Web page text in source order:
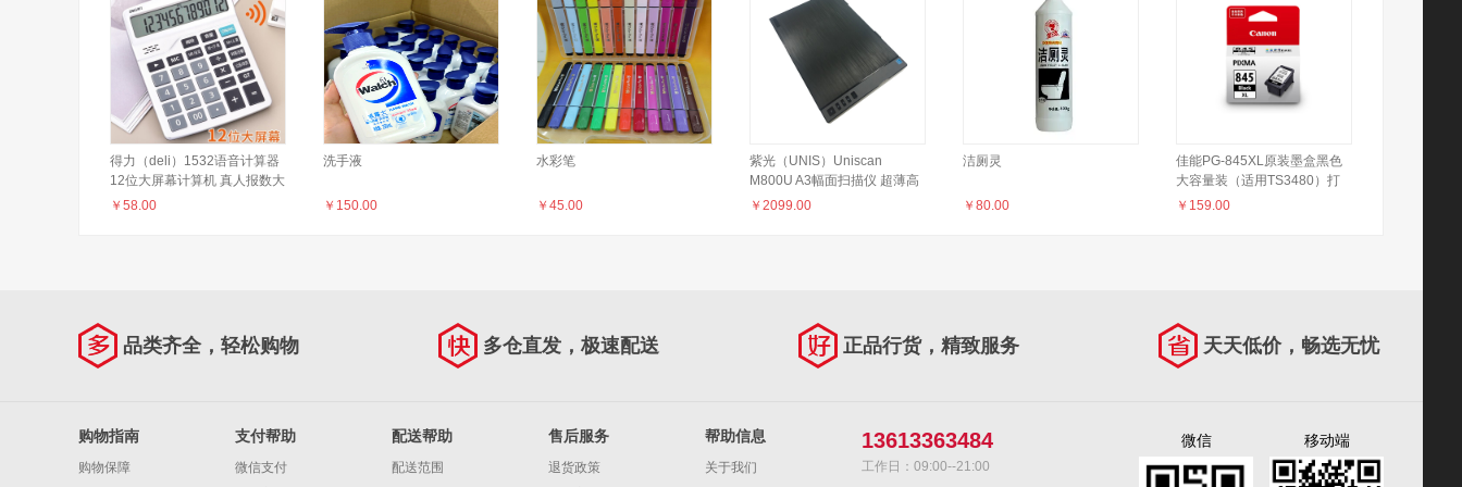
得力（deli）1532语音计算器
12位大屏幕计算机 真人报数大
频显示
￥ 58.00
洗手液
￥ 150.00
水彩笔
￥ 45.00
紫光（UNIS）Uniscan
M800U A3幅面扫描仪 超薄高
清高速微边距彩色文档文稿平
￥ 2099.00
洁厕灵
￥ 80.00
佳能PG-845XL原装墨盒黑色
大容量装（适用TS3480）打
印页数：300（TS3480A4文
￥ 159.00
品类齐全，轻松购物 多仓直发，极速配送 正品行货，精致服务 天天低价，畅选无忧
购物指南
购物保障
支付帮助
微信支付
配送帮助
配送范围
售后服务
退货政策
帮助信息
关于我们
13613363484
工作日：09:00--21:00
微信 移动端